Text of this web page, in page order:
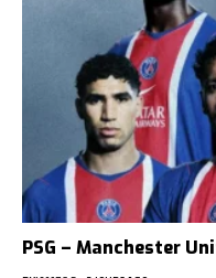
PSG – Manchester